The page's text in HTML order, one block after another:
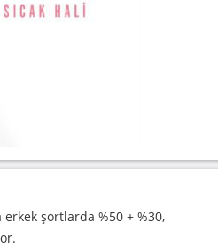
şortlarda %50 + %30,